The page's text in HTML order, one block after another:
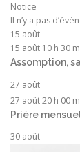
Notice
Il n’y a pas
15 août
15 août 10 h 30
Assomption,
27 août
27 août 20 h 00
Prière
30 août